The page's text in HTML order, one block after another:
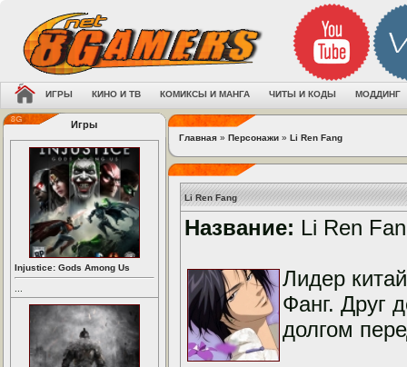
ИГРЫ КИНО И ТВ КОМИКСЫ И МАНГА ЧИТЫ И КОДЫ МОДДИНГ
Игры
Injustice: Gods Among Us
Главная » Персонажи » Li Ren Fang
Li Ren Fang
Название: Li Ren
Лидер
Фанг. Друг
долгом